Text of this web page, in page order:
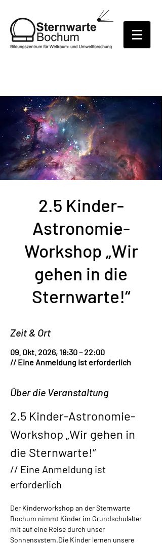
2.5 Kinder-
Astronomie-
Workshop „Wir
gehen in die
Sternwarte!“
Zeit & Ort
09. Okt. 2026, 18:30 – 22:00
// Eine Anmeldung ist erforderlich
Über die Veranstaltung
2.5 Kinder-Astronomie-
Workshop „Wir gehen in
die Sternwarte!“
// Eine Anmeldung ist
erforderlich
Der Kinderworkshop an der Sternwarte
Bochum nimmt Kinder im Grundschulalter
mit auf eine Reise durch unser
Sonnensystem.​Die Kinder lernen unsere